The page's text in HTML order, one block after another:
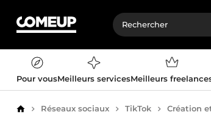
Pour vousMeilleurs servicesMeilleurs
AccueilRéseaux sociaux TikTok Création